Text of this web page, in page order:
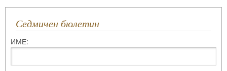
Седмичен бюлетин
ИМЕ: